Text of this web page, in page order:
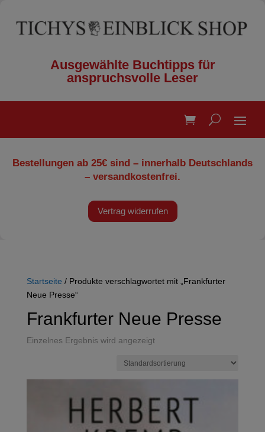
Ausgewählte Buchtipps für
anspruchsvolle Leser
Bestellungen ab 25€ sind – innerhalb Deutschlands
– versandkostenfrei.
Vertrag widerrufen
Startseite / Produkte verschlagwortet mit „Frankfurter
Neue Presse“
Frankfurter Neue Presse
Einzelnes Ergebnis wird angezeigt